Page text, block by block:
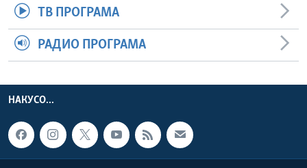
ТВ ПРОГРАМА
РАДИО ПРОГРАМА
НАКУСО...